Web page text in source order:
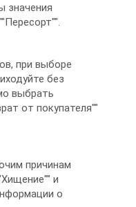
значения
при выборе
без
выбрать
от покупателя""
причинам
и
о